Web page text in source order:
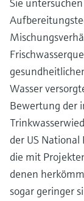
Wasser
Bewertung der
der US National
die mit
denen
sogar geringer